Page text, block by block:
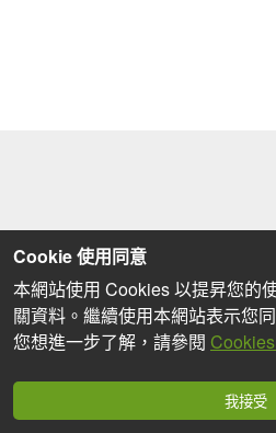
Cookie 使用同意
本網站使用 Cookies 以提昇您的
關資料。繼續使用本網站表示您
您想進一步了解，請參閱
我接受